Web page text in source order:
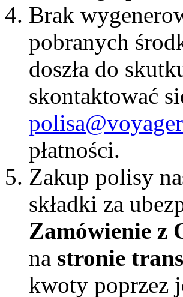
Brak
pobranych
doszła do
skontaktować
płatności.
Zakup polisy
składki za
Zamówienie z
na stronie
kwoty poprzez